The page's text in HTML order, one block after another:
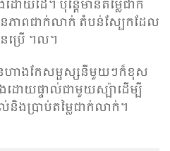
យដៃ។ ប៉ុន្តែមាន​តម្លៃ​ជាក់
ភាពជាក់លាក់ តំបន់ស្បែកដែល
នប្រើ ។ល។
នៃហាងកែសម្ផស្សនីមួយៗក៏ខុស
ទងដោយផ្ទាល់ជាមួយស្ប៉ាដើម្បី
ងប្រាប់​តម្លៃជាក់លាក់។